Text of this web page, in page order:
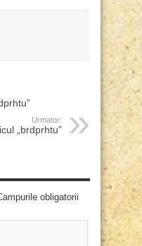
Urmator:
„brdprhtu”
obligatorii